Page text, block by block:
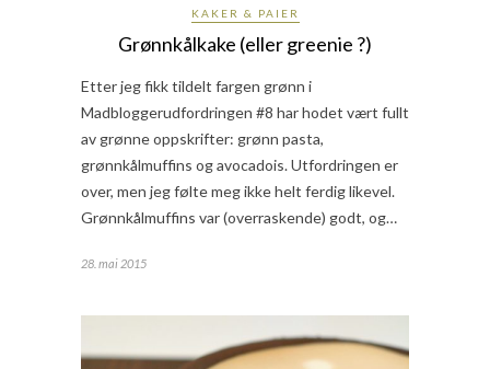
KAKER & PAIER
Grønnkålkake (eller greenie ?)
Etter jeg fikk tildelt fargen grønn i
Madbloggerudfordringen #8 har hodet vært fullt
av grønne oppskrifter: grønn pasta,
grønnkålmuffins og avocadois. Utfordringen er
over, men jeg følte meg ikke helt ferdig likevel.
Grønnkålmuffins var (overraskende) godt, og…
28. mai 2015